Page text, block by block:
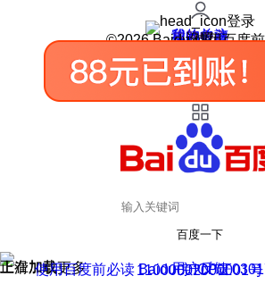
登录
我的关注
我的收藏
皮肤中心
用户反馈
设置
©2026 Baidu 使用百度
百度一下
正在加载
上滑加载更多 用户反馈
使用百度前必读 Baidu 京ICP证
京公网安备11000002000001号